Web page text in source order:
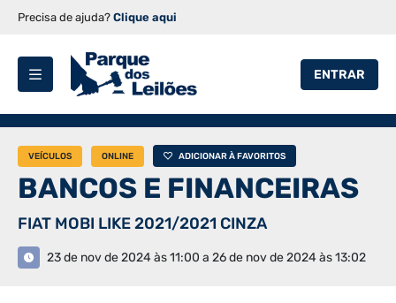
Precisa de ajuda? Clique aqui
ENTRAR
VEÍCULOS ONLINE ADICIONAR À FAVORITOS
BANCOS E FINANCEIRAS
FIAT MOBI LIKE 2021/2021 CINZA
23 de nov de 2024 às 11:00 a 26 de nov de 2024 às 13:02